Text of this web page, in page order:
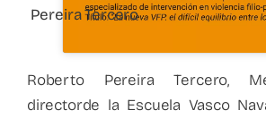
Pereira Tercero
Roberto Pereira Tercero,
directorde la Escuela Vasco